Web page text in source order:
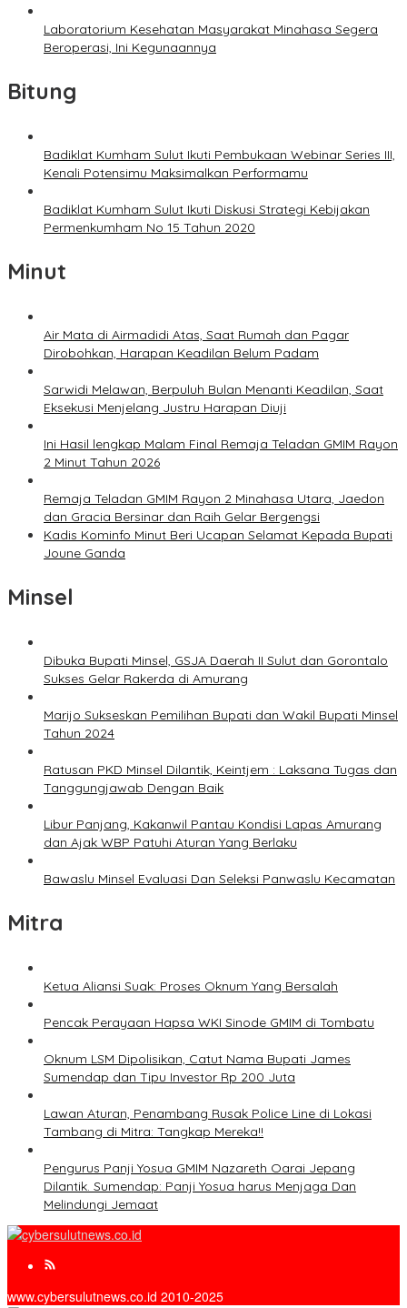
Laboratorium Kesehatan Masyarakat Minahasa Segera
Beroperasi, Ini Kegunaannya
Bitung
Badiklat Kumham Sulut Ikuti Pembukaan Webinar Series III,
Kenali Potensimu Maksimalkan Performamu
Badiklat Kumham Sulut Ikuti Diskusi Strategi Kebijakan
Permenkumham No 15 Tahun 2020
Minut
Air Mata di Airmadidi Atas, Saat Rumah dan Pagar
Dirobohkan, Harapan Keadilan Belum Padam
Sarwidi Melawan, Berpuluh Bulan Menanti Keadilan, Saat
Eksekusi Menjelang Justru Harapan Diuji
Ini Hasil lengkap Malam Final Remaja Teladan GMIM Rayon
2 Minut Tahun 2026
Remaja Teladan GMIM Rayon 2 Minahasa Utara, Jaedon
dan Gracia Bersinar dan Raih Gelar Bergengsi
Kadis Kominfo Minut Beri Ucapan Selamat Kepada Bupati
Joune Ganda
Minsel
Dibuka Bupati Minsel, GSJA Daerah II Sulut dan Gorontalo
Sukses Gelar Rakerda di Amurang
Marijo Sukseskan Pemilihan Bupati dan Wakil Bupati Minsel
Tahun 2024
Ratusan PKD Minsel Dilantik, Keintjem : Laksana Tugas dan
Tanggungjawab Dengan Baik
Libur Panjang, Kakanwil Pantau Kondisi Lapas Amurang
dan Ajak WBP Patuhi Aturan Yang Berlaku
Bawaslu Minsel Evaluasi Dan Seleksi Panwaslu Kecamatan
Mitra
Ketua Aliansi Suak: Proses Oknum Yang Bersalah
Pencak Perayaan Hapsa WKI Sinode GMIM di Tombatu
Oknum LSM Dipolisikan, Catut Nama Bupati James
Sumendap dan Tipu Investor Rp 200 Juta
Lawan Aturan, Penambang Rusak Police Line di Lokasi
Tambang di Mitra: Tangkap Mereka!!
Pengurus Panji Yosua GMIM Nazareth Oarai Jepang
Dilantik. Sumendap: Panji Yosua harus Menjaga Dan
Melindungi Jemaat
www.cybersulutnews.co.id 2010-2025